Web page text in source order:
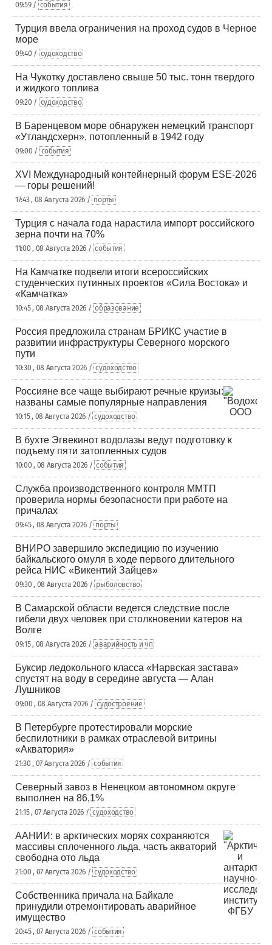
09:59 / события
Турция ввела ограничения на проход судов в Черное
море
09:40 / судоходство
На Чукотку доставлено свыше 50 тыс. тонн твердого
и жидкого топлива
09:20 / судоходство
В Баренцевом море обнаружен немецкий транспорт
«Утландсхерн», потопленный в 1942 году
09:00 / события
XVI Международный контейнерный форум ESE-2026
— горы решений!
17:43 , 08 Августа 2026 / порты
Турция с начала года нарастила импорт российского
зерна почти на 70%
11:00 , 08 Августа 2026 / события
На Камчатке подвели итоги всероссийских
студенческих путинных проектов «Сила Востока» и
«Камчатка»
10:45 , 08 Августа 2026 / образование
Россия предложила странам БРИКС участие в
развитии инфраструктуры Северного морского
пути
10:30 , 08 Августа 2026 / судоходство
Россияне все чаще выбирают речные круизы:
названы самые популярные направления
10:15 , 08 Августа 2026 / судоходство
В бухте Эгвекинот водолазы ведут подготовку к
подъему пяти затопленных судов
10:00 , 08 Августа 2026 / события
Служба производственного контроля ММТП
проверила нормы безопасности при работе на
причалах
09:45 , 08 Августа 2026 / порты
ВНИРО завершило экспедицию по изучению
байкальского омуля в ходе первого длительного
рейса НИС «Викентий Зайцев»
09:30 , 08 Августа 2026 / рыболовство
В Самарской области ведется следствие после
гибели двух человек при столкновении катеров на
Волге
09:15 , 08 Августа 2026 / аварийность и чп
Буксир ледокольного класса «Нарвская застава»
спустят на воду в середине августа — Алан
Лушников
09:00 , 08 Августа 2026 / судостроение
В Петербурге протестировали морские
беспилотники в рамках отраслевой витрины
«Акватория»
21:30 , 07 Августа 2026 / события
Северный завоз в Ненецком автономном округе
выполнен на 86,1%
21:15 , 07 Августа 2026 / судоходство
ААНИИ: в арктических морях сохраняются
массивы сплоченного льда, часть акваторий
свободна ото льда
21:00 , 07 Августа 2026 / судоходство
Собственника причала на Байкале
принудили отремонтировать аварийное
имущество
20:45 , 07 Августа 2026 / события